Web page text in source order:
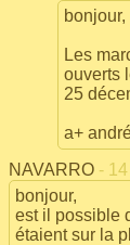
bonjour,
Les
ouverts
25
a+
NAVARRO -
bonjour,
est il possible
étaient sur la